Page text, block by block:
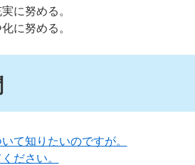
に努める。
に努める。
て知りたいのですが。
ださい。